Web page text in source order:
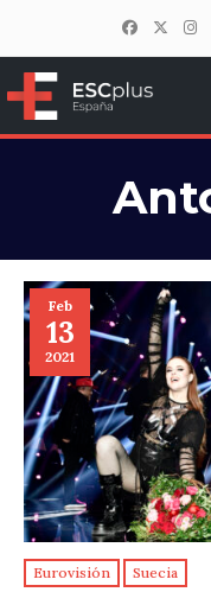
ESCplus
Feb
13
2021
Eurovisión Suecia